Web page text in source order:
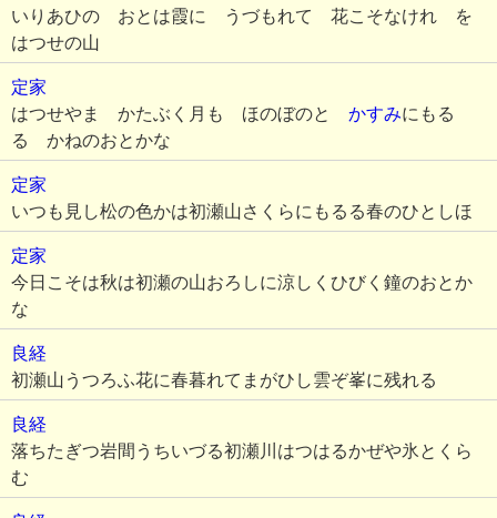
いりあひの おとは霞に うづもれて 花こそなけれ を
はつせの山
定家
はつせやま かたぶく月も ほのぼのと かすみにもる
る かねのおとかな
定家
いつも見し松の色かは初瀬山さくらにもるる春のひとしほ
定家
今日こそは秋は初瀬の山おろしに涼しくひびく鐘のおとか
な
良経
初瀬山うつろふ花に春暮れてまがひし雲ぞ峯に残れる
良経
落ちたぎつ岩間うちいづる初瀬川はつはるかぜや氷とくら
む